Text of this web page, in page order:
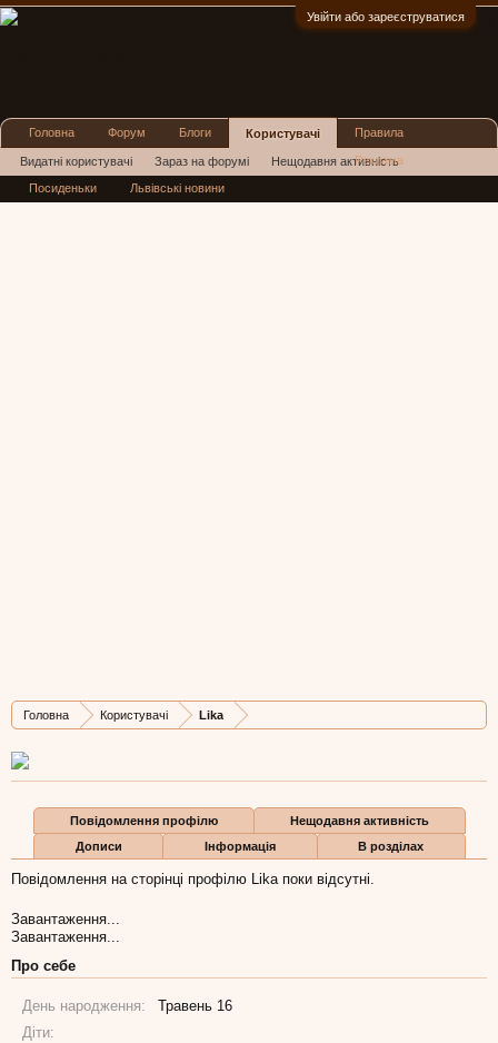
Увійти або зареєструватися
Головна Користувачі Lika
Дописів
0
Карма
0
Бали
0
Повідомлення профілю
Нещодавня активність
Дописи
Інформація В розділах
Повідомлення на сторінці профілю Lika поки відсутні.
Завантаження...
Завантаження...
Про себе
День народження:
Травень 16
Діти:
Головна Форум Блоги Користувачі
Видатні користувачі Зараз на форумі Нещодавня активність
Нові повідомлення профілю
Правила
Реклама
Посиденьки Львівські новини